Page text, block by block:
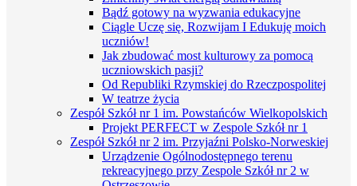
Bądź gotowy na wyzwania edukacyjne
Ciągle Uczę się, Rozwijam I Edukuję moich
uczniów!
Jak zbudować most kulturowy za pomocą
uczniowskich pasji?
Od Republiki Rzymskiej do Rzeczpospolitej
W teatrze życia
Zespół Szkół nr 1 im. Powstańców Wielkopolskich
Projekt PERFECT w Zespole Szkół nr 1
Zespół Szkół nr 2 im. Przyjaźni Polsko-Norweskiej
Urządzenie Ogólnodostępnego terenu
rekreacyjnego przy Zespole Szkół nr 2 w